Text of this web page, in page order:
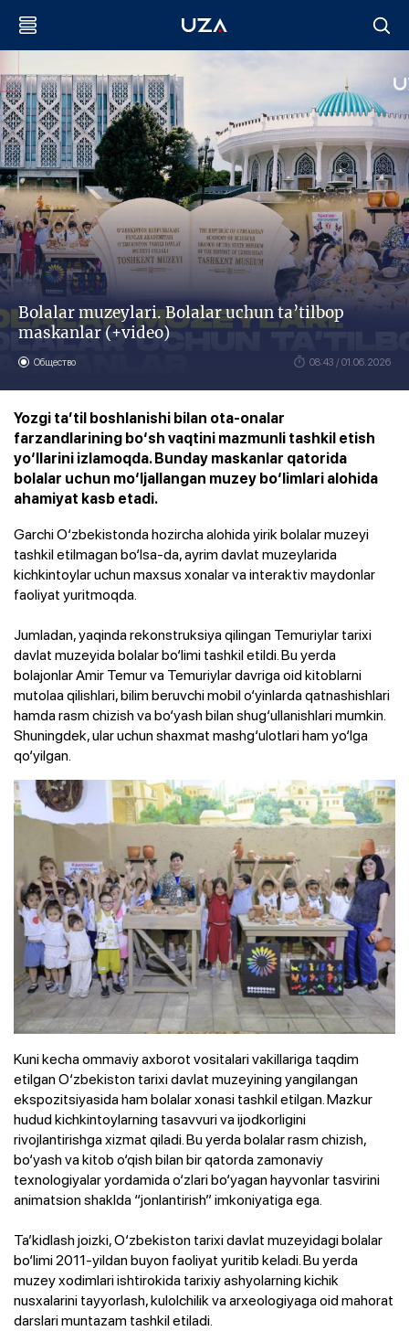
Bolalar muzeylari. Bolalar uchun ta’tilbop
maskanlar (+video)
Общество 08:43 / 01.06.2026
Yozgi ta’til boshlanishi bilan ota-onalar
farzandlarining bo‘sh vaqtini mazmunli tashkil etish
yo‘llarini izlamoqda. Bunday maskanlar qatorida
bolalar uchun mo‘ljallangan muzey bo‘limlari alohida
ahamiyat kasb etadi.
Garchi O‘zbekistonda hozircha alohida yirik bolalar muzeyi
tashkil etilmagan bo‘lsa-da, ayrim davlat muzeylarida
kichkintoylar uchun maxsus xonalar va interaktiv maydonlar
faoliyat yuritmoqda.
Jumladan, yaqinda rekonstruksiya qilingan Temuriylar tarixi
davlat muzeyida bolalar bo‘limi tashkil etildi. Bu yerda
bolajonlar Amir Temur va Temuriylar davriga oid kitoblarni
mutolaa qilishlari, bilim beruvchi mobil o‘yinlarda qatnashishlari
hamda rasm chizish va bo‘yash bilan shug‘ullanishlari mumkin.
Shuningdek, ular uchun shaxmat mashg‘ulotlari ham yo‘lga
qo‘yilgan.
Kuni kecha ommaviy axborot vositalari vakillariga taqdim
etilgan O‘zbekiston tarixi davlat muzeyining yangilangan
ekspozitsiyasida ham bolalar xonasi tashkil etilgan. Mazkur
hudud kichkintoylarning tasavvuri va ijodkorligini
rivojlantirishga xizmat qiladi. Bu yerda bolalar rasm chizish,
bo‘yash va kitob o‘qish bilan bir qatorda zamonaviy
texnologiyalar yordamida o‘zlari bo‘yagan hayvonlar tasvirini
animatsion shaklda “jonlantirish” imkoniyatiga ega.
Ta’kidlash joizki, O‘zbekiston tarixi davlat muzeyidagi bolalar
bo‘limi 2011-yildan buyon faoliyat yuritib keladi. Bu yerda
muzey xodimlari ishtirokida tarixiy ashyolarning kichik
nusxalarini tayyorlash, kulolchilik va arxeologiyaga oid mahorat
darslari muntazam tashkil etiladi.